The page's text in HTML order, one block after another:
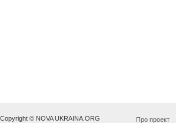
Copyright © NOVA UKRAINA.ORG
Про проект